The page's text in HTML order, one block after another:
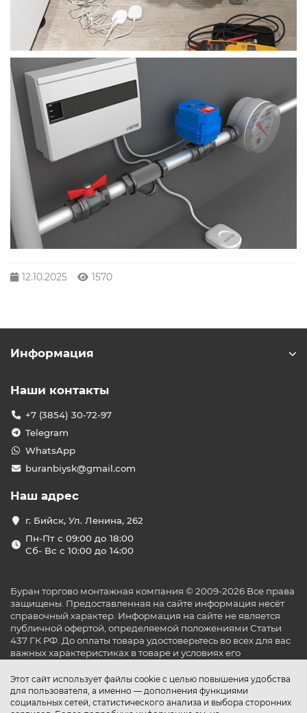
12.10.2025 1570
Этот сайт использует файлы cookie с целью повышения удобства
для пользователя, а именно — дополнения функциями
социальных сетей, статистического анализа и выбора сторонних
Информация
Наши контакты
+7 (3854) 30-72-97
Telegram
WhatsApp
buranbiysk@gmail.com
Наш адрес
г. Бийск, Ул. Ленина, 262
Пн-Пт с 09:00 до 18:00
Сб- Вс с 10:00 до 14:00
Буран торгово монтажная компания © 2009-2026 Все права
защищены. Предоставленная на сайте информация несёт
справочный характер. Информация на сайте не является
публичной офертой, определяемой положениями Статьи
437 ГК РФ. До оплаты товара удостоверьтесь во всех для вас
важных характеристиках в товаре и условиях его